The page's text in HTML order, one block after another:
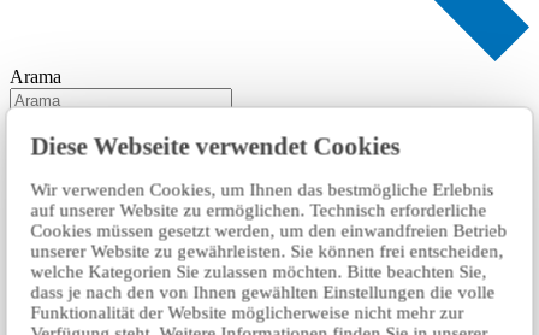
Diese Webseite verwendet Cookies
Wir verwenden Cookies, um Ihnen das bestmögliche Erlebnis
auf unserer Website zu ermöglichen. Technisch erforderliche
Cookies müssen gesetzt werden, um den einwandfreien Betrieb
unserer Website zu gewährleisten. Sie können frei entscheiden,
welche Kategorien Sie zulassen möchten. Bitte beachten Sie,
dass je nach den von Ihnen gewählten Einstellungen die volle
Funktionalität der Website möglicherweise nicht mehr zur
Arama